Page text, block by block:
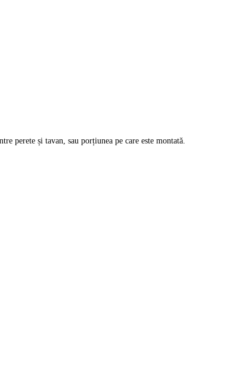
perete și tavan, sau porțiunea pe care este montată.